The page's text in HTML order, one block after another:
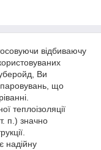
відбиваючу
Ви
що
теплоізоляції
п.) значно
надійну